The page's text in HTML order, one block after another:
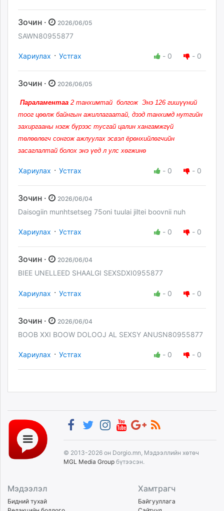
Зочин · 2026/06/05
SAWN80955877
Хариулах · Устгах - 0 - 0
Зочин · 2026/06/05
Параламентаа 2 танхимтай болгож Энэ 126 гишүүний
тоог цөөлж байнгын ажиллагаатай, дээд танхимд нутгийн
захиргааны нэгж бүрээс тусгай цалин хангамжгүй
төлөөлөгч сонгож ажлуулах эсвэл ёрөнхийлөгчийн
засаглалтай болох энэ үед л улс хөгжинө
Хариулах · Устгах - 0 - 0
Зочин · 2026/06/04
Daisogiin munhtsetseg 75oni tuulai jiltei boovnii nuh
Хариулах · Устгах - 0 - 0
Зочин · 2026/06/04
BIEE UNELLEED SHAALGI SEXSDXI0955877
Хариулах · Устгах - 0 - 0
Зочин · 2026/06/04
BOOB XXI BOOW DOLOOJ AL SEXSY ANUSN80955877
Хариулах · Устгах - 0 - 0
© 2013-2026 он Dorgio.mn, Мэдээллийн хөтөч
MGL Media Group бүтээсэн.
Мэдээлэл
Бидний тухай
Хамтрагч
Байгууллага